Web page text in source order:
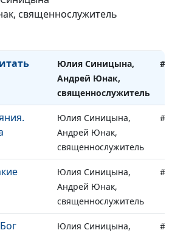
священнослужитель
Юлия Синицына,
Андрей Юнак,
Юлия Синицына,
Андрей Юнак,
священнослужитель
Юлия Синицына,
Андрей Юнак,
священнослужитель
Юлия Синицына,
Андрей Юнак,
священнослужитель
Юлия Синицына,